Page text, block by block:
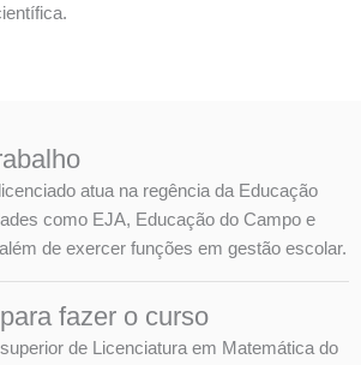
atua na regência da Educação
como EJA, Educação do Campo e
de exercer funções em gestão escolar.
fazer o curso
de Licenciatura em Matemática do